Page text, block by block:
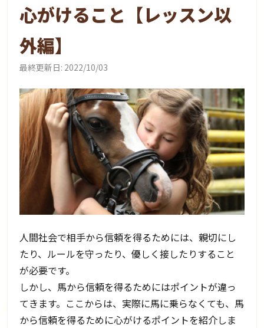
心がけること【レッスン以
外編】
最終更新日: 2022/10/03
人間社会で相手から信頼を得るためには、親切にし
たり、ルールを守ったり、優しく接したりすること
が必要です。
しかし、馬から信頼を得るためにはポイントが違っ
てきます。ここからは、実際に馬に乗らなくても、馬
から信頼を得るために心がけるポイントを紹介しま